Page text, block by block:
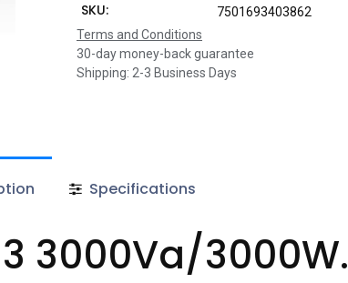
SKU:
7501693403862
Terms and Conditions
30-day money-back guarantee
Shipping: 2-3 Business Days
Specifications
3000Va/3000W.